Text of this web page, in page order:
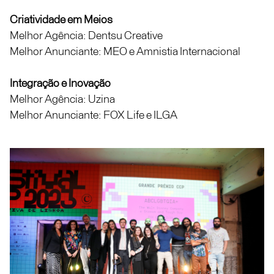
Criatividade em Meios
Melhor Agência: Dentsu Creative
Melhor Anunciante: MEO e Amnistia Internacional
Integração e Inovação
Melhor Agência: Uzina
Melhor Anunciante: FOX Life e ILGA